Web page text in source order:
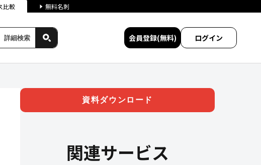
比較 無料名刺
詳細検索 会員登録(無料) ログイン
資料ダウンロード
関連サービス